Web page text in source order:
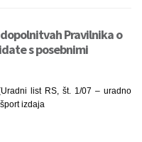
Pravilnika o
s posebnimi
list RS, št. 1/07 – uradno
izdaja